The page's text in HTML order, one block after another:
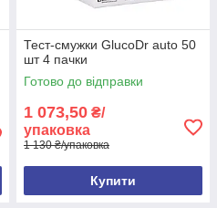
Тест-смужки GlucoDr auto 50
шт 4 пачки
Готово до відправки
1 073,50 ₴/
упаковка
1 130 ₴/упаковка
Купити